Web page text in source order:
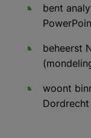
bent
beheerst
woont
Dordrecht